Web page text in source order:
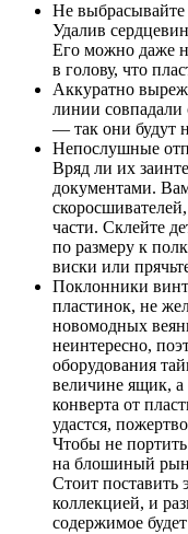
Не
Удалив
Его можно даже
в голову, что
Аккуратно
линии
— так они будут
Непослушные
Вряд ли их
документами.
части. Склейте
по размеру к
виски или
Поклонники
пластинок, не
новомодных
неинтересно,
оборудования
величине ящик, а
конверта от
удастся,
Чтобы не
на блошиный
Стоит поставить
коллекцией, и
содержимое